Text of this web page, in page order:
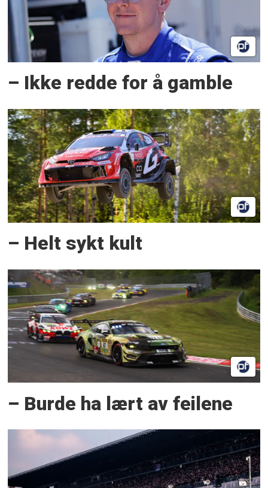
– Ikke redde for å gamble
– Helt sykt kult
– Burde ha lært av feilene